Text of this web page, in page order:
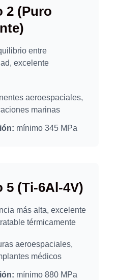
2 (Puro
entre
excelente
aeroespaciales,
marinas
mínimo 345 MPa
5 (Ti-6Al-4V)
más alta, excelente
térmicamente
aeroespaciales,
médicos
mínimo 880 MPa